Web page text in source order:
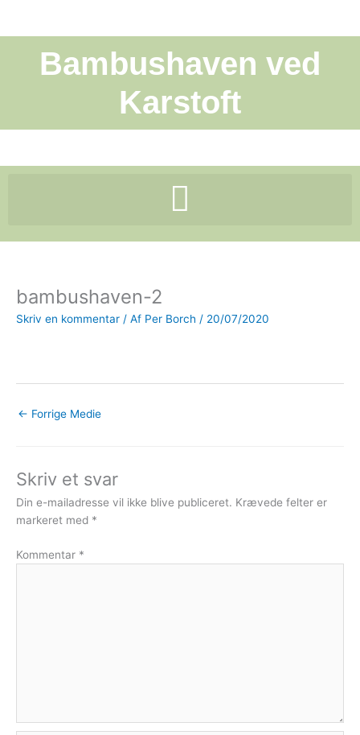
Bambushaven ved
Karstoft
bambushaven-2
Skriv en kommentar / Af Per Borch / 20/07/2020
← Forrige Medie
Skriv et svar
Din e-mailadresse vil ikke blive publiceret. Krævede felter er
markeret med *
Kommentar *